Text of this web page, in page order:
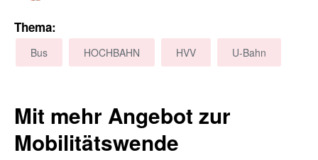
Thema:
Bus HOCHBAHN HVV U-Bahn
Mit mehr Angebot zur
Mobilitätswende